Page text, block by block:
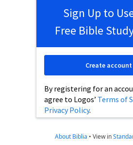
Sign Up to
Free Bible
By registering for an
agree to Logos’ Terms of
Privacy Policy.
Create account
About Biblia • View in